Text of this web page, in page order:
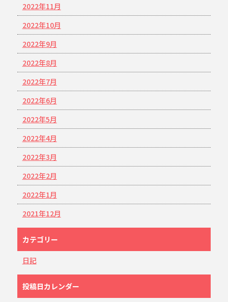
2022年11月
2022年10月
2022年9月
2022年8月
2022年7月
2022年6月
2022年5月
2022年4月
2022年3月
2022年2月
2022年1月
2021年12月
カテゴリー
日記
投稿日カレンダー